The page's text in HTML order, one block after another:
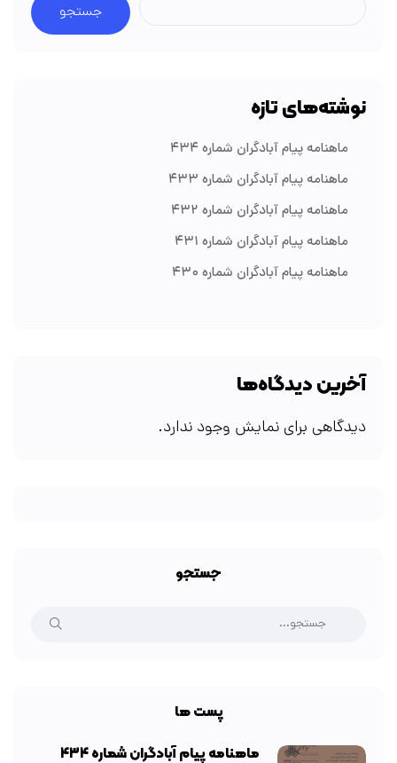
جستجو
نوشته‌های تازه
ماهنامه پیام آبادگران شماره ۴۳۴
ماهنامه پیام آبادگران شماره ۴۳۳
ماهنامه پیام آبادگران شماره ۴۳۲
ماهنامه پیام آبادگران شماره ۴۳۱
ماهنامه پیام آبادگران شماره ۴۳۰
آخرین دیدگاه‌ها
دیدگاهی برای نمایش وجود ندارد.
جستجو
پست ها
ماهنامه پیام آبادگران شماره ۴۳۴